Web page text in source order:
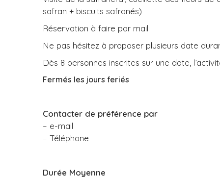
safran + biscuits safranés)
Réservation à faire par mail
Ne pas hésitez à proposer plusieurs date
Dès 8 personnes inscrites sur une date,
Fermés les jours feriés
Contacter de préférence par
– e-mail
– Téléphone
Durée Moyenne